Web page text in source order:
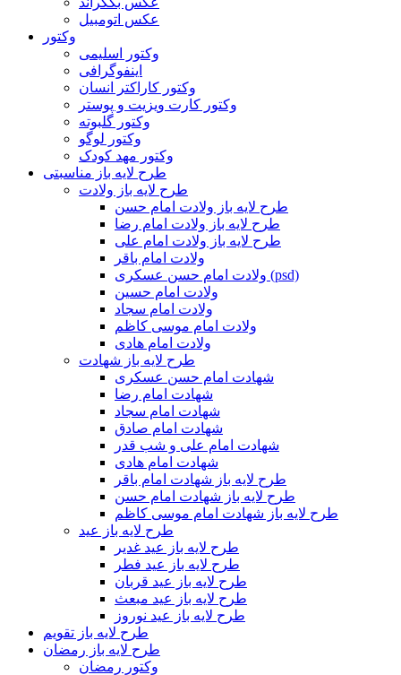
عکس اتومبیل
وکتور
وکتور اسلیمی
اینفوگرافی
وکتور کاراکتر انسان
وکتور کارت ویزیت و پوستر
وکتور گلبوته
وکتور لوگو
وکتور مهد کودک
طرح لایه باز مناسبتی
طرح لایه باز ولادت
طرح لایه باز ولادت امام حسن
طرح لایه باز ولادت امام رضا
طرح لایه باز ولادت امام علی
ولادت امام باقر
ولادت امام حسن عسکری (psd)
ولادت امام حسین
ولادت امام سجاد
ولادت امام موسی کاظم
ولادت امام هادی
طرح لایه باز شهادت
شهادت امام حسن عسکری
شهادت امام رضا
شهادت امام سجاد
شهادت امام صادق
شهادت امام علی و شب قدر
شهادت امام هادی
طرح لایه باز شهادت امام باقر
طرح لایه باز شهادت امام حسن
طرح لایه باز شهادت امام موسی کاظم
طرح لایه باز عید
طرح لایه باز عید غدیر
طرح لایه باز عید فطر
طرح لایه باز عید قربان
طرح لایه باز عید مبعث
طرح لایه باز عید نوروز
طرح لایه باز تقویم
طرح لایه باز رمضان
وکتور رمضان